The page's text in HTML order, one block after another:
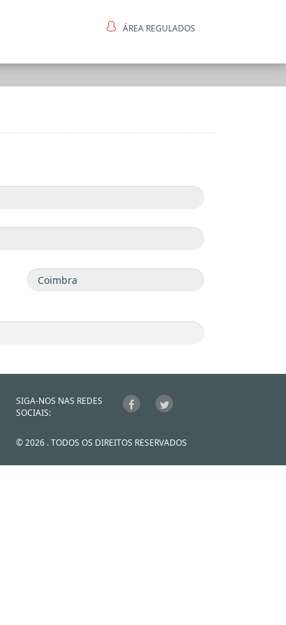
ÁREA REGULADOS
SIGA-NOS NAS REDES
SOCIAIS:
© 2026 . TODOS OS DIREITOS RESERVADOS